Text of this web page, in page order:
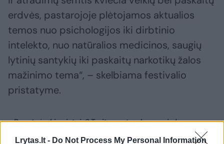
Lrytas.lt - Do Not Process My Personal Information
erdvės, pastarojoje plėtojamos aktualios
temos nuo psichologijos iki dirbtinio
intelekto, nuo natūralios medicinos, saugių
lytinių santykių iki paskaitų narkotikų žalos
mažinimo tema“, – skelbiama festivalio
pristatyme.
Buvote įvykio vietoje? Turite nuotraukų ar vaizdo